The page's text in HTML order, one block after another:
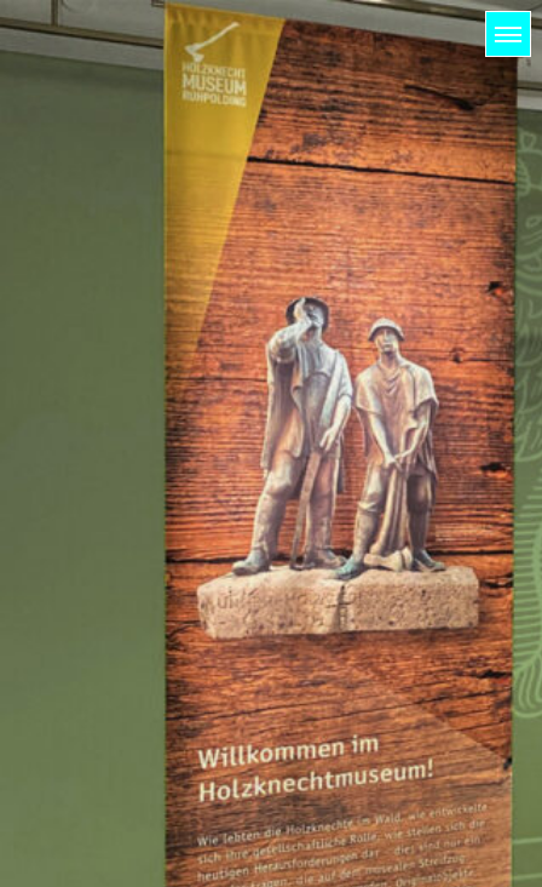
HOME
LICHTUNG
PROJEKTE
KUNDEN
KONTAKT